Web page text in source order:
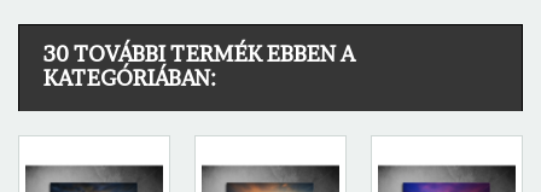
30 TOVÁBBI TERMÉK EBBEN A
KATEGÓRIÁBAN: